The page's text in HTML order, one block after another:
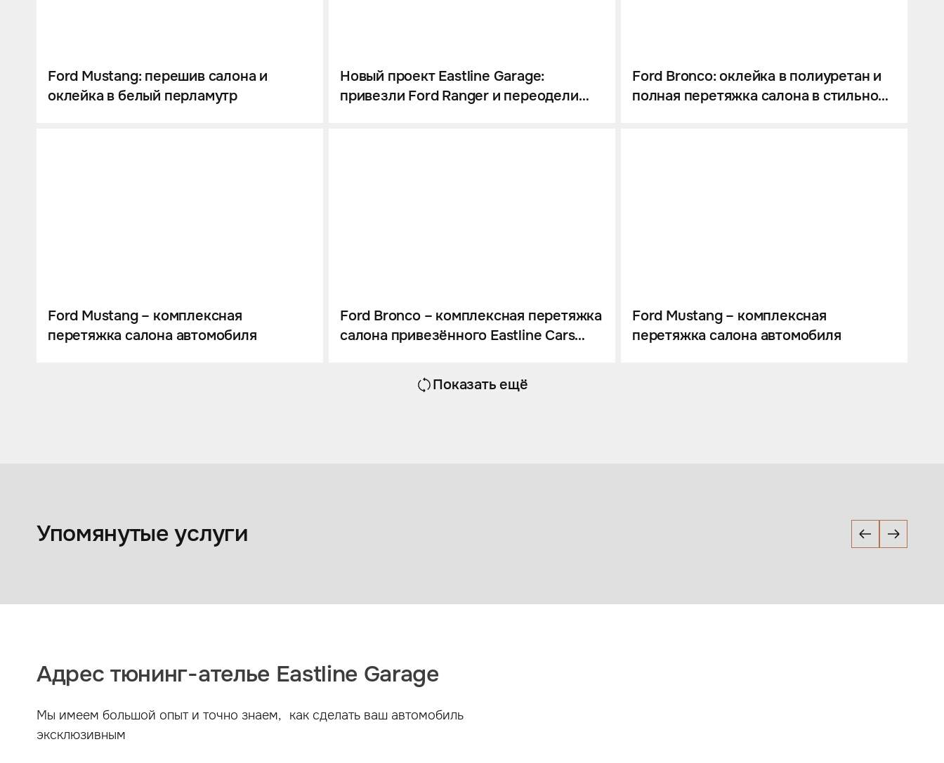
Ford Mustang: перешив салона и
оклейка в белый перламутр
Новый проект Eastline Garage:
привезли Ford Ranger и переодели
Ford Bronco: оклейка в полиуретан и
полная перетяжка салона в стильной
Ford Mustang – комплексная
перетяжка салона автомобиля
Ford Bronco – комплексная перетяжка
салона привезённого Eastline Cars
Ford Mustang – комплексная
перетяжка салона автомобиля
Показать ещё
Упомянутые услуги
Адрес тюнинг-ателье Eastline Garage
Мы имеем большой опыт и точно знаем, как сделать ваш автомобиль
эксклюзивным